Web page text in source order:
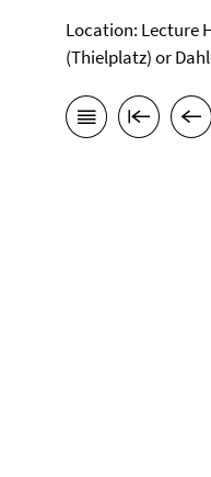
Location: Lecture
(Thielplatz) or